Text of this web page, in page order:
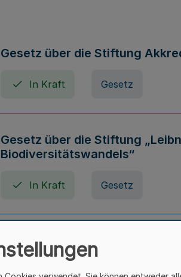
Gesetz über die Stiftung
In Kraft Gesetz
Gesetz über die Stiftung
Biodiversitätswandels“
In Kraft Gesetz
Gesetz über die
(Kunsthochschulgesetz -